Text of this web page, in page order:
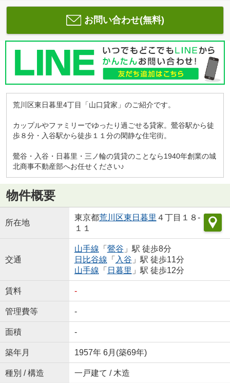
お問い合わせ(無料)
荒川区東日暮里4丁目「山口貸家」のご紹介です。
カップルやファミリーでゆったり過ごせる貸家。鶯谷駅から徒
歩８分・入谷駅から徒歩１１分の閑静な住宅街。
鶯谷・入谷・日暮里・三ノ輪の賃貸のことなら1940年創業の城
北商事不動産部へお任せください♪
物件概要
所在地
東京都荒川区東日暮里 ４丁目１８-
１１
交通
山手線 「 鶯谷 」駅 徒歩8分
日比谷線 「 入谷 」駅 徒歩11分
山手線 「 日暮里 」駅 徒歩12分
賃料 -
管理費等 -
面積 -
築年月 1957年 6月(築69年)
種別 / 構造 一戸建て / 木造